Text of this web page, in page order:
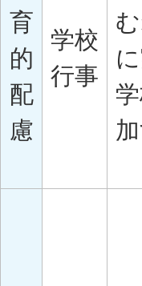
育
的
配
慮
学校
行事